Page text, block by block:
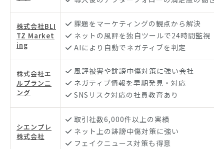
株式会社BLI
TZ Market
ing
課題をマーケティングの観点から解決
ネットの風評を独自ツールで24時間監視
AIにより自動でネガティブを判定
株式会社エ
ルプランニ
ング
風評被害や誹謗中傷対策に強い会社
ネガティブ情報を早期発見・対応
SNSリスク対応の社員教育あり
シエンプレ
株式会社
取引社数6,000件以上の実績
ネット上の誹謗中傷対策に強い
フェイクニュース対策も得意